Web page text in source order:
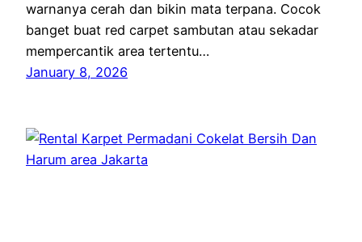
warnanya cerah dan bikin mata terpana. Cocok
banget buat red carpet sambutan atau sekadar
mempercantik area tertentu…
January 8, 2026